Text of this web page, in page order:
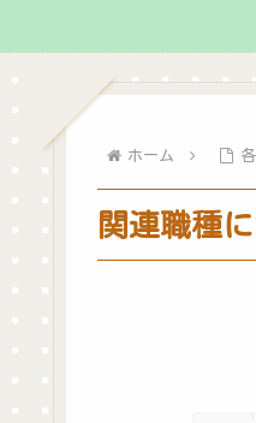
ホーム
関連職種